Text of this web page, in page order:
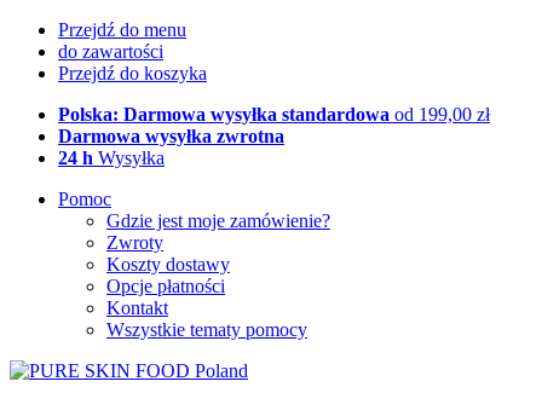
Przejdź do menu
do zawartości
Przejdź do koszyka
Polska: Darmowa wysyłka standardowa od 199,00 zł
Darmowa wysyłka zwrotna
24 h Wysyłka
Pomoc
Gdzie jest moje zamówienie?
Zwroty
Koszty dostawy
Opcje płatności
Kontakt
Wszystkie tematy pomocy